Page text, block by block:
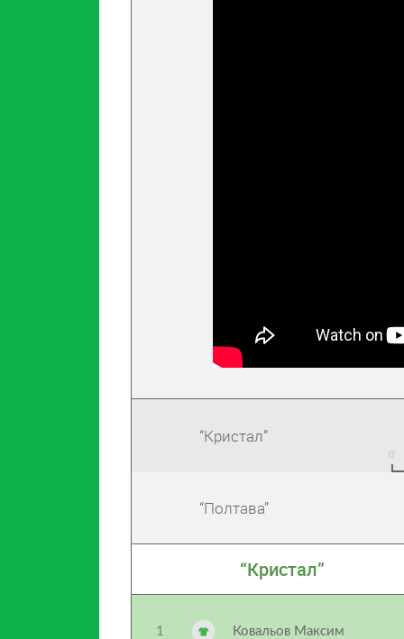
“Кристал”
“Полтава”
“Кристал”
1 Ковальов Максим